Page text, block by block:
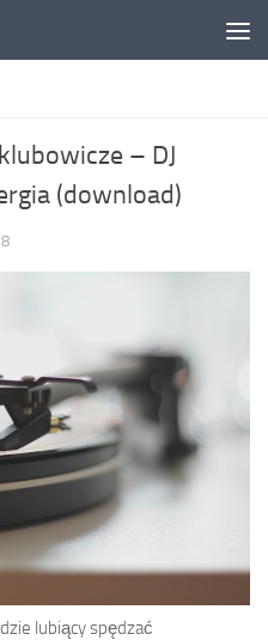
– DJ
(download)
lubiący spędzać